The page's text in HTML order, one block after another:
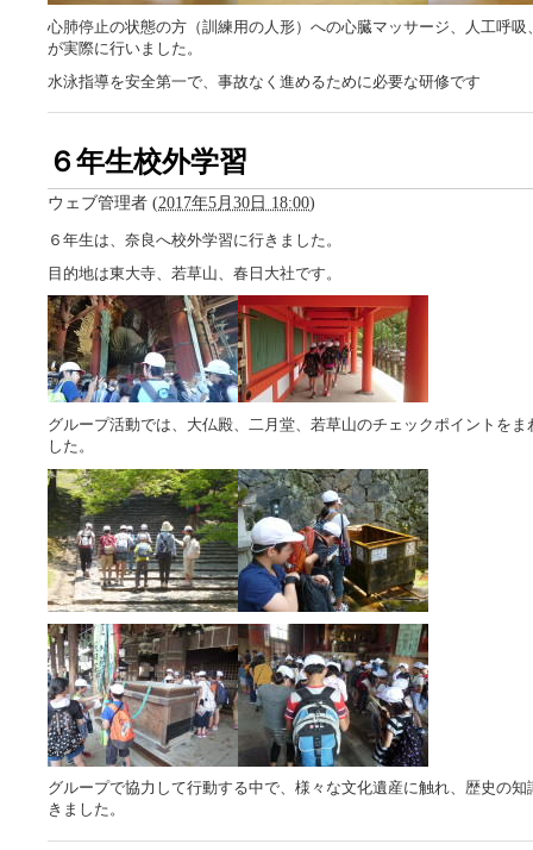
心肺停止の状態の方（訓練用の人形）への心臓マッサージ、人工呼吸
が実際に行いました。
水泳指導を安全第一で、事故なく進めるために必要な研修です
６年生校外学習
ウェブ管理者 (2017年5月30日 18:00)
６年生は、奈良へ校外学習に行きました。
目的地は東大寺、若草山、春日大社です。
グループ活動では、大仏殿、二月堂、若草山のチェックポイントを
した。
グループで協力して行動する中で、様々な文化遺産に触れ、歴史の
きました。